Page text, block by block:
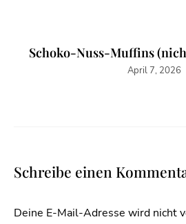
Schoko-Nuss-Muffins
April 7, 2026
Schreibe einen
Deine E-Mail-Adresse wird nicht